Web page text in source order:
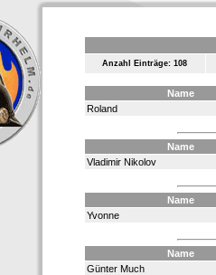
Anzahl Einträge: 108
Name
Roland
Name
Vladimir Nikolov
Name
Yvonne
Name
Günter Much